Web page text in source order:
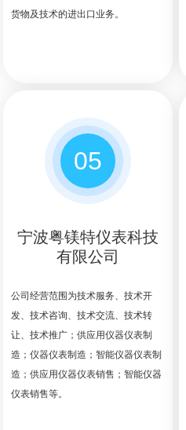
货物及技术的进出口业务。
05
宁波粤镁特仪表科技
有限公司
公司经营范围为技术服务、技术开
发、技术咨询、技术交流、技术转
让、技术推广；供应用仪器仪表制
造；仪器仪表制造；智能仪器仪表制
造；供应用仪器仪表销售；智能仪器
仪表销售等。